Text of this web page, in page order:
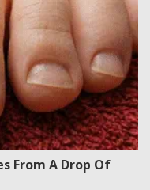
From A Drop Of